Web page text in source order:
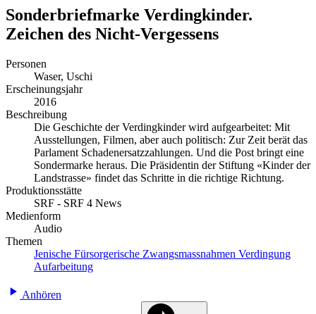
Sonderbriefmarke Verdingkinder.
Zeichen des Nicht-Vergessens
Personen
Waser, Uschi
Erscheinungsjahr
2016
Beschreibung
Die Geschichte der Verdingkinder wird aufgearbeitet: Mit
Ausstellungen, Filmen, aber auch politisch: Zur Zeit berät das
Parlament Schadenersatzzahlungen. Und die Post bringt eine
Sondermarke heraus. Die Präsidentin der Stiftung «Kinder der
Landstrasse» findet das Schritte in die richtige Richtung.
Produktionsstätte
SRF - SRF 4 News
Medienform
Audio
Themen
Jenische Fürsorgerische Zwangsmassnahmen Verdingung
Aufarbeitung
Anhören